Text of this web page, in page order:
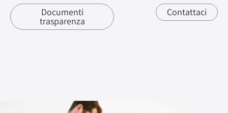
Documenti
trasparenza
Contattaci